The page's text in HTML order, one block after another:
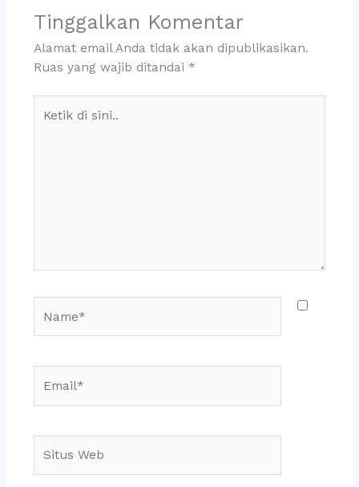
Tinggalkan Komentar
Alamat email Anda tidak akan dipublikasikan.
Ruas yang wajib ditandai *
Web